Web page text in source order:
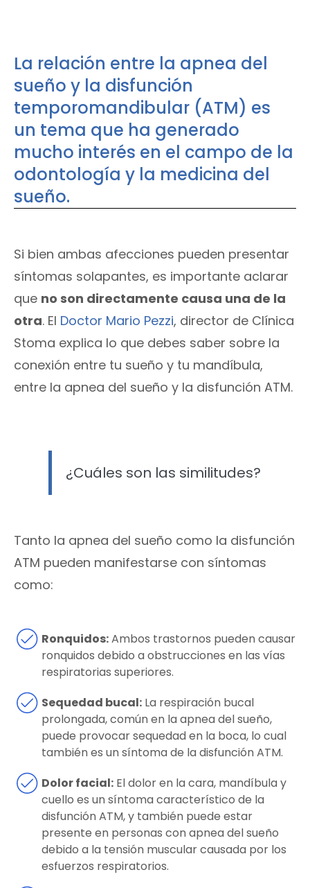
La relación entre la apnea del
sueño y la disfunción
temporomandibular (ATM) es
un tema que ha generado
mucho interés en el campo de la
odontología y la medicina del
sueño.
Si bien ambas afecciones pueden presentar
síntomas solapantes, es importante aclarar
que no son directamente causa una de la
otra. El Doctor Mario Pezzi, director de Clínica
Stoma explica lo que debes saber sobre la
conexión entre tu sueño y tu mandíbula,
entre la apnea del sueño y la disfunción ATM.
¿Cuáles son las similitudes?
Tanto la apnea del sueño como la disfunción
ATM pueden manifestarse con síntomas
como:
Ronquidos:Ambos trastornos pueden causar
ronquidos debido a obstrucciones en las vías
respiratorias superiores.
Sequedad bucal: La respiración bucal
prolongada, común en la apnea del sueño,
puede provocar sequedad en la boca, lo cual
también es un síntoma de la disfunción ATM.
Dolor facial: El dolor en la cara, mandíbula y
cuello es un síntoma característico de la
disfunción ATM, y también puede estar
presente en personas con apnea del sueño
debido a la tensión muscular causada por los
esfuerzos respiratorios.